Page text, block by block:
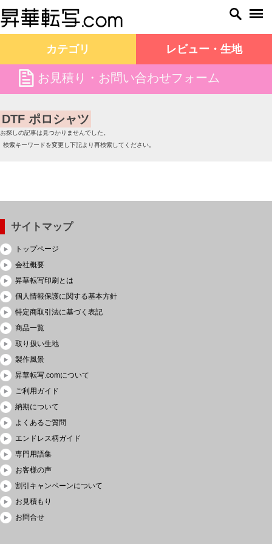
カテゴリ レビュー・生地
file お見積り・お問い合わせフォーム
昇華転写.com TOP DTF ポロシャツ
DTF ポロシャツ
お探しの記事は見つかりませんでした。
検索キーワードを変更し下記より再検索してください。
サイトマップ
トップページ
会社概要
昇華転写印刷とは
個人情報保護に関する基本方針
特定商取引法に基づく表記
商品一覧
取り扱い生地
製作風景
昇華転写.comについて
ご利用ガイド
納期について
よくあるご質問
エンドレス柄ガイド
専門用語集
お客様の声
割引キャンペーンについて
お見積もり
お問合せ